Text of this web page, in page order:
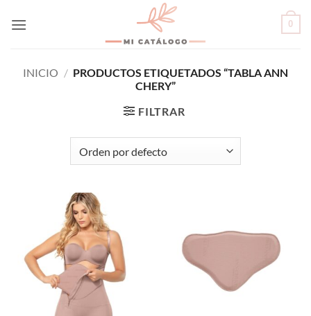
0
INICIO / PRODUCTOS ETIQUETADOS “TABLA ANN
CHERY”
FILTRAR